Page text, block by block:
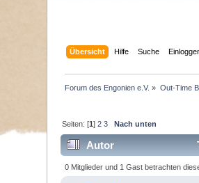
Übersicht Hilfe Suche
Forum des Engonien e.V. » Out-Time
Seiten: [1]2 3 Nach unten
Autor
0 Mitglieder und 1 Gast betrachten